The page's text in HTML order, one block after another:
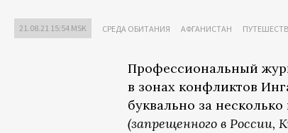
21.08.21 15:54 MSK СРЕДА ОБИТАНИЯ АФГАНИСТАН
Профессиональный
в зонах конфликтов
буквально за
(запрещенного в России,